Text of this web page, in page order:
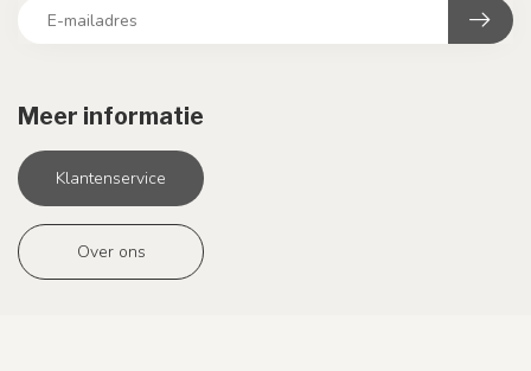
Meer informatie
Klantenservice
Over ons